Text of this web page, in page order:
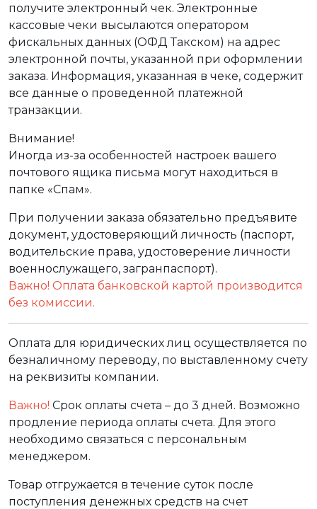
получите электронный чек. Электронные
кассовые чеки высылаются оператором
фискальных данных (ОФД Такском) на адрес
электронной почты, указанной при оформлении
заказа. Информация, указанная в чеке, содержит
все данные о проведенной платежной
транзакции.
Внимание!
Иногда из-за особенностей настроек вашего
почтового ящика письма могут находиться в
папке «Спам».
При получении заказа обязательно предъявите
документ, удостоверяющий личность (паспорт,
водительские права, удостоверение личности
военнослужащего, загранпаспорт).
Важно! Оплата банковской картой производится
без комиссии.
Оплата для юридических лиц осуществляется по
безналичному переводу, по выставленному счету
на реквизиты компании.
Важно! Срок оплаты счета – до 3 дней. Возможно
продление периода оплаты счета. Для этого
необходимо связаться с персональным
менеджером.
Товар отгружается в течение суток после
поступления денежных средств на счет